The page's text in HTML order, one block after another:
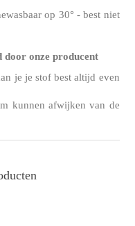
op 30° - best niet
door onze producent
je je stof best altijd even
kunnen afwijken van de